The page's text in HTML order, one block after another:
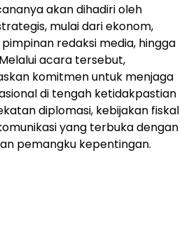
akan dihadiri oleh
mulai dari ekonom,
redaksi media, hingga
acara tersebut,
komitmen untuk menjaga
di tengah ketidakpastian
diplomasi, kebijakan fiskal
yang terbuka dengan
pemangku kepentingan.